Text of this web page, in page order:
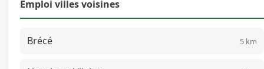
Emploi villes voisines
Brécé 5 km